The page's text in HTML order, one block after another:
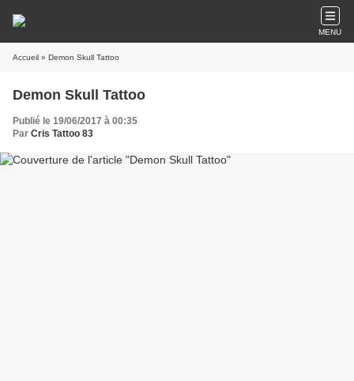
MENU
Accueil » Demon Skull Tattoo
Demon Skull Tattoo
Publié le 19/06/2017 à 00:35
Par Cris Tattoo 83